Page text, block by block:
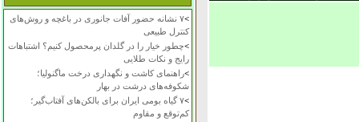
>
۷ نشانه حضور آفات جانوری در باغچه و روش‌های
کنترل طبیعی
>چطور خیار را در گلدان پرمحصول کنیم؟ اشتباهات
رایج و نکات طلایی
>راهنمای کاشت و نگهداری درخت ماگنولیا؛
شکوفه‌های درشت در بهار
>
۷ گیاه بومی ایران برای بالکن‌های آفتاب‌گیر؛
کم‌توقع و مقاوم